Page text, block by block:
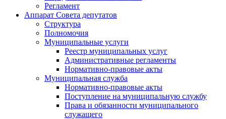
Регламент
Аппарат Совета депутатов
Структура
Полномочия
Муниципальные услуги
Реестр муниципальных услуг
Административные регламенты
Нормативно-правовые акты
Муниципальная служба
Нормативно-правовые акты
Поступление на муниципальную службу
Права и обязанности муниципального
служащего